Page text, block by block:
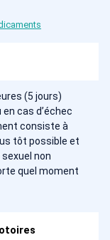
(5 jours)
cas d’échec
consiste à
tôt possible et
non
quel moment